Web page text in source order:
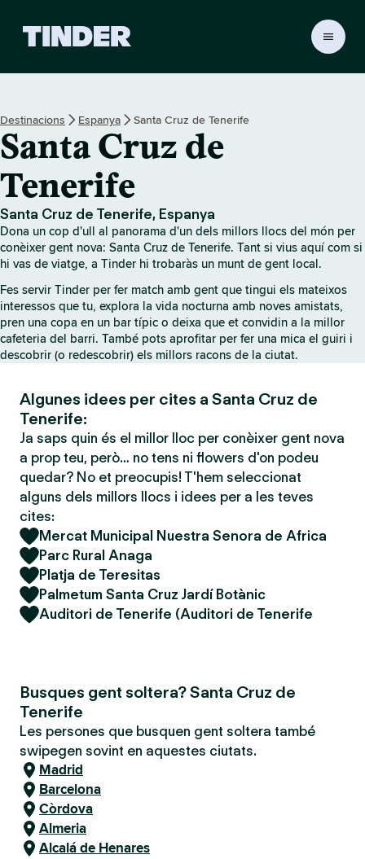
r
I
c
i
Destinacions Espanya Santa Cruz de Tenerife
Santa Cruz de
Tenerife
Santa Cruz de Tenerife, Espanya
Dona un cop d'ull al panorama d'un dels millors llocs del món per
conèixer gent nova: Santa Cruz de Tenerife. Tant si vius aquí com si
hi vas de viatge, a Tinder hi trobaràs un munt de gent local.
Fes servir Tinder per fer match amb gent que tingui els mateixos
interessos que tu, explora la vida nocturna amb noves amistats,
pren una copa en un bar típic o deixa que et convidin a la millor
cafeteria del barri. També pots aprofitar per fer una mica el guiri i
descobrir (o redescobrir) els millors racons de la ciutat.
Algunes idees per cites a Santa Cruz de
Tenerife:
Ja saps quin és el millor lloc per conèixer gent nova
a prop teu, però… no tens ni flowers d'on podeu
quedar? No et preocupis! T'hem seleccionat
alguns dels millors llocs i idees per a les teves
cites:
Mercat Municipal Nuestra Senora de Africa
Parc Rural Anaga
Platja de Teresitas
Palmetum Santa Cruz Jardí Botànic
Auditori de Tenerife (Auditori de Tenerife
Busques gent soltera? Santa Cruz de
Tenerife
Les persones que busquen gent soltera també
swipegen sovint en aquestes ciutats.
Madrid
Barcelona
Còrdova
Almeria
Alcalá de Henares